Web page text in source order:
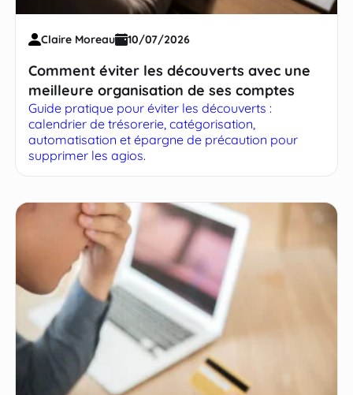
Claire Moreau 10/07/2026
Comment éviter les découverts avec une
meilleure organisation de ses comptes
Guide pratique pour éviter les découverts :
calendrier de trésorerie, catégorisation,
automatisation et épargne de précaution pour
supprimer les agios.